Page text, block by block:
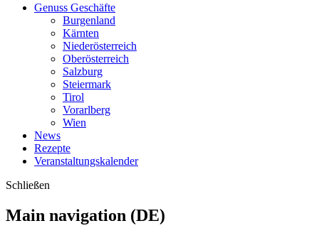
Genuss Geschäfte
Burgenland
Kärnten
Niederösterreich
Oberösterreich
Salzburg
Steiermark
Tirol
Vorarlberg
Wien
News
Rezepte
Veranstaltungskalender
Schließen
Main navigation (DE)